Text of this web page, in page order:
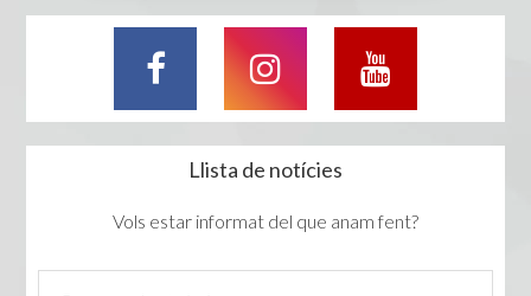
Llista de notícies
Vols estar informat del que anam fent?